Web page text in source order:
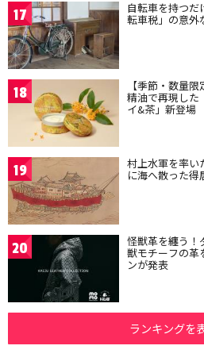
17 自転車を持つだ
転車税」の意外
18 【季節・数量
精油で再現した
イ&茶」新登場
19 村上水軍を率い
に海へ散った
20 怪獣革を纏う
獣モチーフの革
ンが発表
ランキングを